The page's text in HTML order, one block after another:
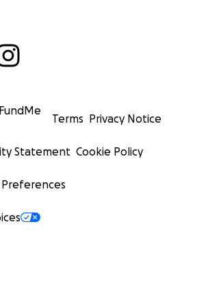
Terms Privacy Notice
Statement Cookie Policy